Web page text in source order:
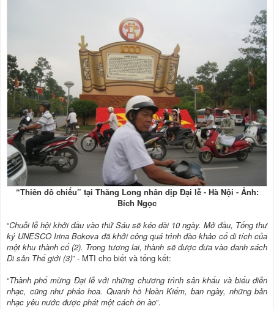
“Thiên đô chiếu” tại Thăng Long nhân dịp Đại lễ - Hà Nội - Ảnh:
Bích Ngọc
“Chuỗi lễ hội khởi đầu vào thứ Sáu sẽ kéo dài 10 ngày. Mở đầu, Tổng thư
ký UNESCO Irina Bokova đã khởi công quá trình đào khảo cổ di tích của
một khu thành cổ (2). Trong tương lai, thành sẽ được đưa vào danh sách
Di sản Thế giới (3)” - MTI cho biết và tổng kết:
“Thành phố mừng Đại lễ với những chương trình sân khấu và biểu diễn
nhạc, cũng như pháo hoa. Quanh hồ Hoàn Kiếm, ban ngày, những bản
nhạc yêu nước được phát một cách ồn ào”.